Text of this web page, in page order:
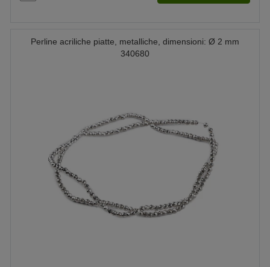
Perline acriliche piatte, metalliche, dimensioni: Ø 2 mm
340680